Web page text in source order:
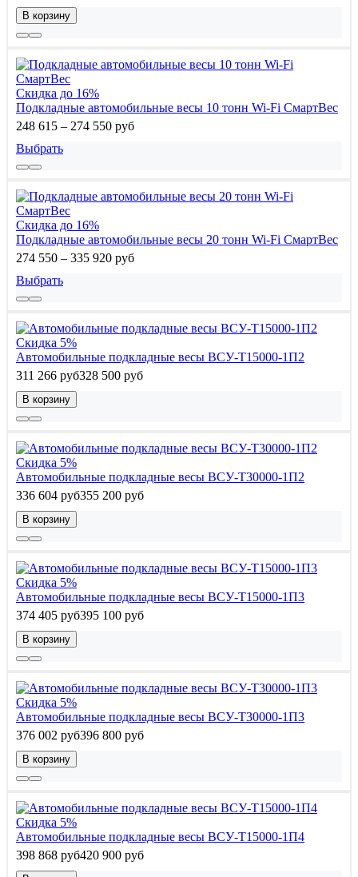
В корзину
Скидка до 16%
Подкладные автомобильные весы 10 тонн Wi-Fi СмартВес
248 615 – 274 550 руб
Выбрать
Скидка до 16%
Подкладные автомобильные весы 20 тонн Wi-Fi СмартВес
274 550 – 335 920 руб
Выбрать
Скидка 5%
Автомобильные подкладные весы ВСУ-Т15000-1П2
311 266 руб328 500 руб
В корзину
Скидка 5%
Автомобильные подкладные весы ВСУ-Т30000-1П2
336 604 руб355 200 руб
В корзину
Скидка 5%
Автомобильные подкладные весы ВСУ-Т15000-1П3
374 405 руб395 100 руб
В корзину
Скидка 5%
Автомобильные подкладные весы ВСУ-Т30000-1П3
376 002 руб396 800 руб
В корзину
Скидка 5%
Автомобильные подкладные весы ВСУ-Т15000-1П4
398 868 руб420 900 руб